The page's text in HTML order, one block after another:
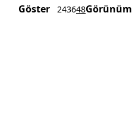
Göster 243648Görünüm